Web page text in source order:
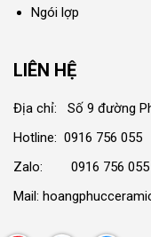
Ngói lợp
LIÊN HỆ
Địa chỉ: Số 9 đường
Hotline: 0916 756 055
Zalo: 0916 756 055
Mail: